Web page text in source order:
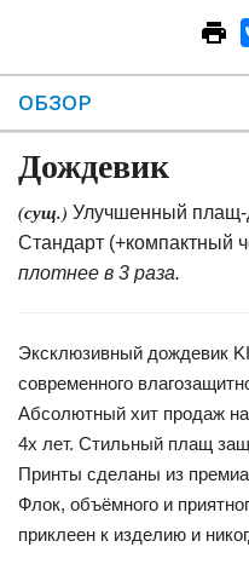
ОБЗОР
Дождевик
(сущ.) Улучшенный плащ-
Стандарт (+компактный
плотнее в 3 раза.
Эксклюзивный дождевик
современного
Абсолютный хит продаж
4х лет. Стильный плащ
Принты сделаны из
Флок, объёмного и
приклеен к изделию и